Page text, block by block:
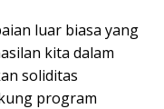
luar biasa yang
kita dalam
soliditas
program